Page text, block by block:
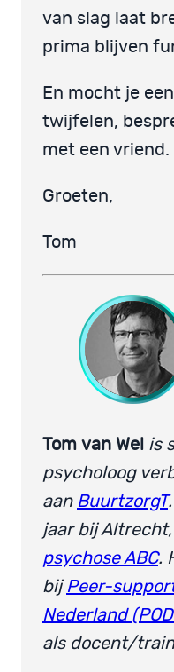
van slag laat
prima blijven
En mocht je
twijfelen,
met een vriend.
Groeten,
Tom
Tom van Wel is
psycholoog
aan BuurtzorgT
jaar bij
psychose ABC.
bij Peer-
Nederland
als docent/